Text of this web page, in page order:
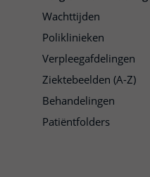
Wachttijden
Poliklinieken
Verpleegafdelingen
Ziektebeelden (A-Z)
Behandelingen
Patiëntfolders